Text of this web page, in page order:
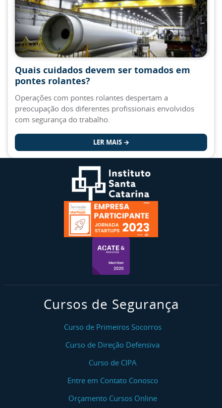
Quais cuidados devem ser tomados em
pontes rolantes?
Operações com pontes rolantes despertam a
preocupação dos diferentes profissionais envolvidos
com segurança do trabalho.
LER MAIS →
Cursos de Segurança
Curso de Primeiros Socorros
Curso de Direção Defensiva
Curso de CIPA
Entre em Contato Conosco
Orçamento Cursos Online